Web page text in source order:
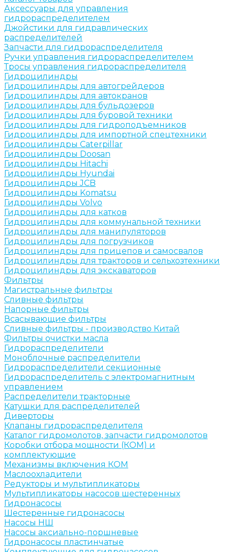
Аксессуары для управления
гидрораспределителем
Джойстики для гидравлических
распределителей
Запчасти для гидрораспределителя
Ручки управления гидрораспределителем
Тросы управления гидрораспределителя
Гидроцилиндры
Гидроцилиндры для автогрейдеров
Гидроцилиндры для автокранов
Гидроцилиндры для бульдозеров
Гидроцилиндры для буровой техники
Гидроцилиндры для гидроподъемников
Гидроцилиндры для импортной спецтехники
Гидроцилиндры Caterpillar
Гидроцилиндры Doosan
Гидроцилиндры Hitachi
Гидроцилиндры Hyundai
Гидроцилиндры JCB
Гидроцилиндры Komatsu
Гидроцилиндры Volvo
Гидроцилиндры для катков
Гидроцилиндры для коммунальной техники
Гидроцилиндры для манипуляторов
Гидроцилиндры для погрузчиков
Гидроцилиндры для прицепов и самосвалов
Гидроцилиндры для тракторов и сельхозтехники
Гидроцилиндры для экскаваторов
Фильтры
Магистральные фильтры
Сливные фильтры
Напорные фильтры
Всасывающие фильтры
Сливные фильтры - производство Китай
Фильтры очистки масла
Гидрораспределители
Моноблочные распределители
Гидрораспределители секционные
Гидрораспределитель с электромагнитным
управлением
Распределители тракторные
Катушки для распределителей
Диверторы
Клапаны гидрораспределителя
Каталог гидромолотов, запчасти гидромолотов
Коробки отбора мощности (КОМ) и
комплектующие
Механизмы включения КОМ
Маслоохладители
Редукторы и мультипликаторы
Мультипликаторы насосов шестеренных
Гидронасосы
Шестеренные гидронасосы
Насосы НШ
Насосы аксиально-поршневые
Гидронасосы пластинчатые